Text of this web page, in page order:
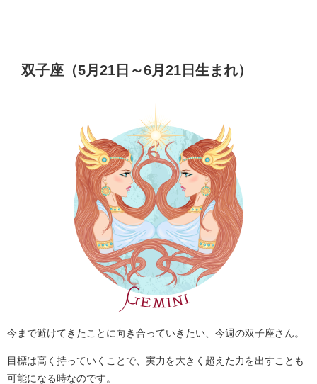
双子座（5月21日～6月21日生まれ）
今まで避けてきたことに向き合っていきたい、今週の双子座さん。
目標は高く持っていくことで、実力を大きく超えた力を出すことも
可能になる時なのです。